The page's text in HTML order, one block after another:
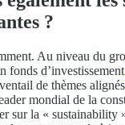
?
Au niveau du
fonds d’investissement
de thèmes
mondial de la
sur la « sustainability